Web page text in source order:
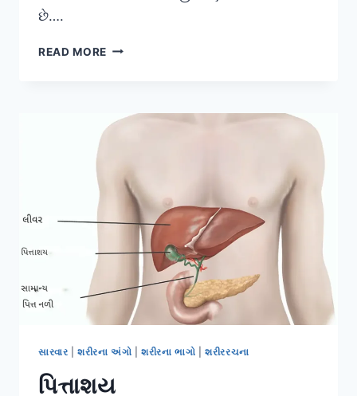
છે….
READ MORE વિલ્સન
સારવાર |શરીરના અંગો |શરીરના ભાગો |શરીરરચના
પિત્તાશય